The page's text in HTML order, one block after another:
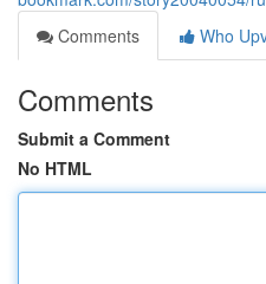
Comments
Who
Comments
Submit a Comment
No HTML